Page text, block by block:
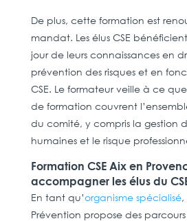
De plus, cette formation est
mandat. Les élus CSE
jour de leurs connaissances en
prévention des risques et en
CSE. Le formateur veille à ce
de formation couvrent
du comité, y compris la gestion
humaines et le risque
Formation CSE Aix en
accompagner les élus du
En tant qu’organisme spécialisé,
Prévention propose des